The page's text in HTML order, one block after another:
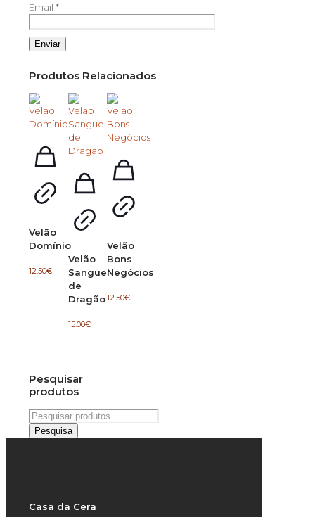
Email *
Produtos Relacionados
Velão
Domínio
12.50€
Velão
Sangue
de
Dragão
15.00€
Velão
Bons
Negócios
12.50€
Pesquisar
produtos
Pesquisar
por:
Pesquisa
Casa da Cera